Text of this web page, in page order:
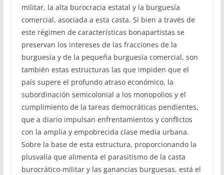
militar, la alta burocracia estatal y la burguesía
comercial, asociada a esta casta. Si bien a través de
este régimen de características bonapartistas se
preservan los intereses de las fracciones de la
burguesía y de la pequeña burguesía comercial, son
también estas estructuras las que impiden que el
país supere el profundo atraso económico, la
subordinación semicolonial a los monopolios y el
cumplimiento de la tareas democráticas pendientes,
que a diario impulsan enfrentamientos y conflictos
con la amplia y empobrecida clase media urbana.
Sobre la base de esta estructura, proporcionando la
plusvalía que alimenta el parasitismo de la casta
burocrático-militar y las ganancias burguesas, está el